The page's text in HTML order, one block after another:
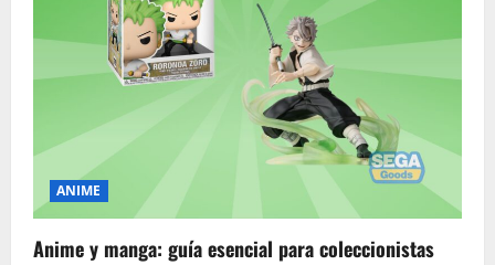
ANIME
Anime y manga: guía esencial para coleccionistas